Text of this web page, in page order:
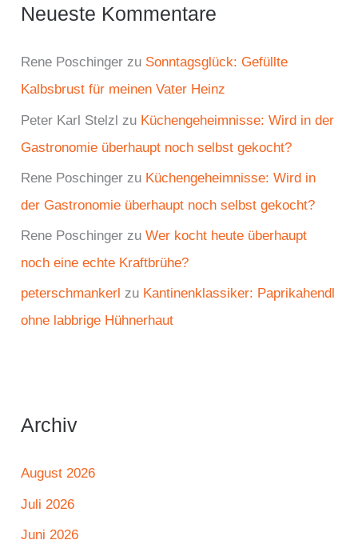
Neueste Kommentare
Rene Poschinger zu Sonntagsglück: Gefüllte
Kalbsbrust für meinen Vater Heinz
Peter Karl Stelzl zu Küchengeheimnisse: Wird in der
Gastronomie überhaupt noch selbst gekocht?
Rene Poschinger zu Küchengeheimnisse: Wird in
der Gastronomie überhaupt noch selbst gekocht?
Rene Poschinger zuWer kocht heute überhaupt
noch eine echte Kraftbrühe?
peterschmankerl zu Kantinenklassiker: Paprikahendl
ohne labbrige Hühnerhaut
Archiv
August 2026
Juli 2026
Juni 2026